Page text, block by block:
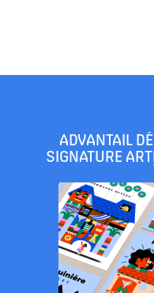
ADVANTAIL
SIGNATURE